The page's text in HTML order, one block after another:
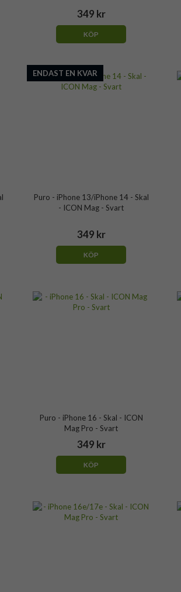
349 kr
KÖP
ENDAST EN KVAR
Puro - iPhone 13/iPhone 14 - Skal
- ICON Mag - Svart
349 kr
KÖP
Puro - iPhone 16 - Skal - ICON
Mag Pro - Svart
349 kr
KÖP